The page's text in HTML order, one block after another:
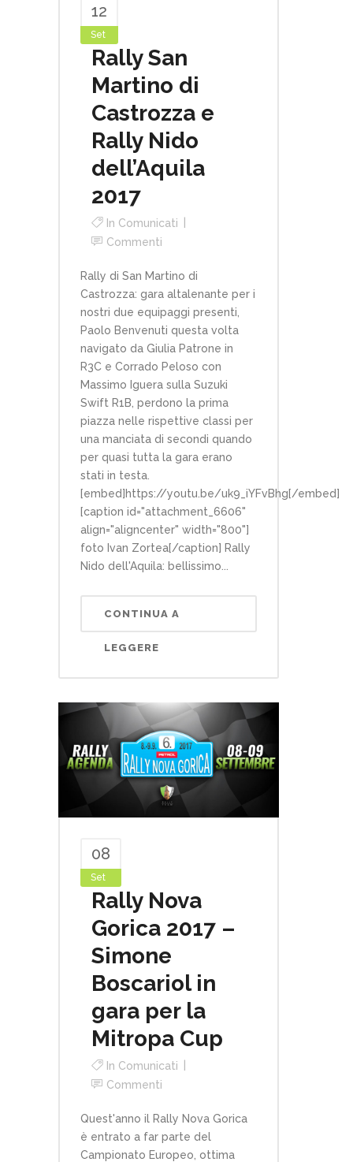
12
Set
Rally San
Martino di
Castrozza e
Rally Nido
dell’Aquila
2017
In Comunicati
Commenti
Rally di San Martino di
Castrozza: gara altalenante per i
nostri due equipaggi presenti,
Paolo Benvenuti questa volta
navigato da Giulia Patrone in
R3C e Corrado Peloso con
Massimo Iguera sulla Suzuki
Swift R1B, perdono la prima
piazza nelle rispettive classi per
una manciata di secondi quando
per quasi tutta la gara erano
stati in testa.
[embed]https://youtu.be/uk9_iYFvBhg[/embed]
[caption id="attachment_6606"
align="aligncenter" width="800"]
foto Ivan Zortea[/caption] Rally
Nido dell'Aquila: bellissimo...
CONTINUA A
LEGGERE
08
Set
Rally Nova
Gorica 2017 –
Simone
Boscariol in
gara per la
Mitropa Cup
In Comunicati
Commenti
Quest'anno il Rally Nova Gorica
è entrato a far parte del
Campionato Europeo, ottima